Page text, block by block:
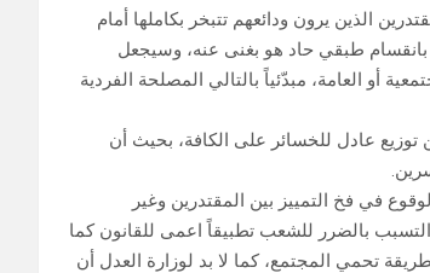
الذين يرون ودائعهم تتبخر بكاملها أمام
بانقسام طبقي حاد هو بغنى عنه، وسيجعل
أو العامة، مبدّئياً بالتالي المصلحة الفردية
توزيع عادل للخسائر على الكافة، بحيث أن
في فخ التمييز بين المقتدرين وغير
بالضرر للشعب تطبيقاً اعمى للقانون كما
تحمي المجتمع، كما لا بد لوزارة العدل أن